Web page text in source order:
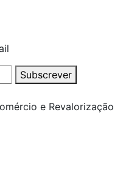
Subscrever
e Revalorização